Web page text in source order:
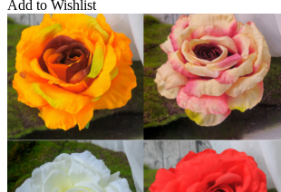
Add to Wishlist